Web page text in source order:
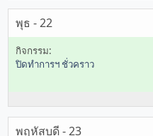
พุธ - 22
ปิดทำการฯ ชั่วคราว
พฤหัสบดี - 23